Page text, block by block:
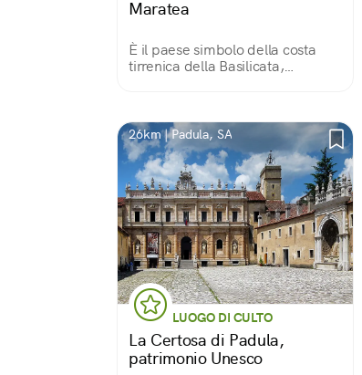
Maratea
È il paese simbolo della costa
tirrenica della Basilicata,
manifestazioni ed eventi
mondani.
26km | Padula, SA
LUOGO DI CULTO
La Certosa di Padula,
patrimonio Unesco